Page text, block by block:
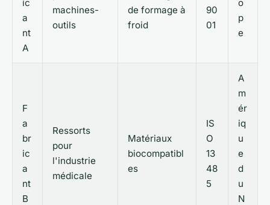
ic
a
nt
A
machines-
outils
de formage à
froid
90
01
o
p
e
F
a
br
ic
a
nt
B
Ressorts
pour
l'industrie
médicale
Matériaux
biocompatibl
es
IS
O
13
48
5
A
m
ér
iq
u
e
d
u
N